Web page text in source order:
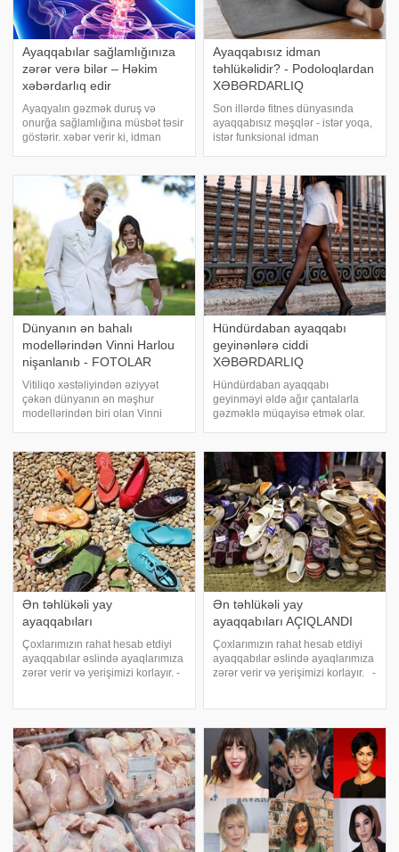
Ayaqqabılar sağlamlığınıza
zərər verə bilər – Həkim
xəbərdarlıq edir
Ayaqyalın gəzmək duruş və
onurğa sağlamlığına müsbət təsir
göstərir. xəbər verir ki, idman
sözlərinə görə, ayaqyalın gəzmək
insanın duruşunu və onurğa
sağlamlığını yaxşılaşdırmağ
Ayaqqabısız idman
təhlükəlidir? - Podoloqlardan
XƏBƏRDARLIQ
Son illərdə fitnes dünyasında
ayaqqabısız məşqlər - istər yoqa,
istər funksional idman
əzələlərinin daha yaxşı
aktivləşdiyini, bədənin özünü
daha dərindən his
Dünyanın ən bahalı
modellərindən Vinni Harlou
nişanlanıb - FOTOLAR
Vitiliqo xəstəliyindən əziyyət
çəkən dünyanın ən məşhur
modellərindən biri olan Vinni
verir ki, 30 yaşlı ulduz 29 yaşlı
basketbolçu Kayl Kuzmanı həyat
yoldaş
Hündürdaban ayaqqabı
geyinənlərə ciddi
XƏBƏRDARLIQ
Hündürdaban ayaqqabı
geyinməyi əldə ağır çantalarla
gəzməklə müqayisə etmək olar.
Zavadskaya -ya açıqlamasında
deyib. O, belə ayaqqabıların
sağlamlığa təsirin
Ən təhlükəli yay
ayaqqabıları
Çoxlarımızın rahat hesab etdiyi
ayaqqabılar əslində ayaqlarımıza
zərər verir və yerişimizi korlayır. -
olduğunu və davamlı geyildikdə
ayaqlarınız
Ən təhlükəli yay
ayaqqabıları AÇIQLANDI
Çoxlarımızın rahat hesab etdiyi
ayaqqabılar əslində ayaqlarımıza
zərər verir və yerişimizi korlayır. -
olduğunu və davamlı geyildikd